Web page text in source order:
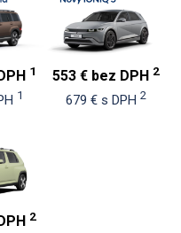
1 553 € bez DPH 2
1 679 € s DPH 2
2